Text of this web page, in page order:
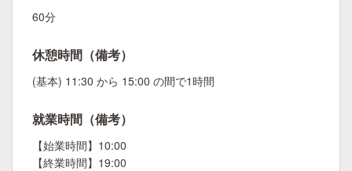
60分
休憩時間（備考）
(基本) 11:30 から 15:00 の間で1時間
就業時間（備考）
【始業時間】10:00
【終業時間】19:00